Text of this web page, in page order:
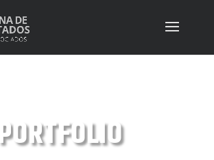
PORTFOLIO